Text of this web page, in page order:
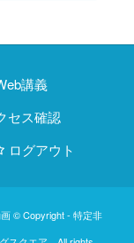
講義
セス確認
ログアウト
© Copyright - 特定非